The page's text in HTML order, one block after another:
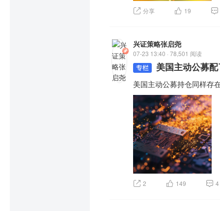
分享 19
兴证策略张启尧
07-23 13:40 · 78,501 阅读
美国主动公募
美国主动公募持仓同样存
2 149 4